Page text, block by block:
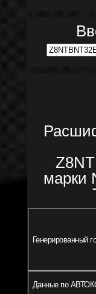
марки
Генерированный
Данные по